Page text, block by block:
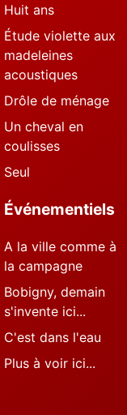
Huit ans
Étude violette aux
madeleines
acoustiques
Drôle de ménage
Un cheval en
coulisses
Seul
Événementiels
A la ville comme à
la campagne
Bobigny, demain
s'invente ici...
C'est dans l'eau
Plus à voir ici...